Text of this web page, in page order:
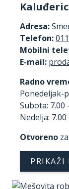
Adresa:
Telefon:
Mobilni
E-mail:
Radno
Ponedeljak-
Subota: 7.00
Nedelja: 7.00
Otvoreno
PRIKAŽI